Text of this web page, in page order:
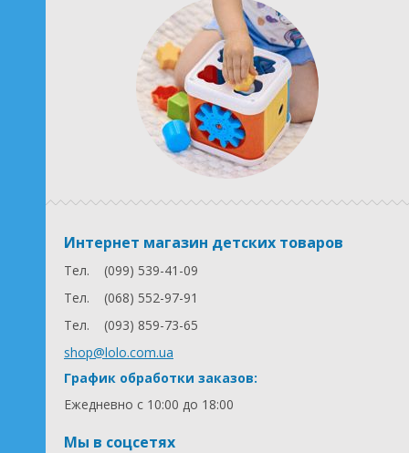
Интернет магазин детских товаров
Тел.
(099) 539-41-09
Тел.
(068) 552-97-91
Тел.
(093) 859-73-65
shop@lolo.com.ua
График обработки заказов:
Ежедневно с 10:00 до 18:00
Мы в соцсетях